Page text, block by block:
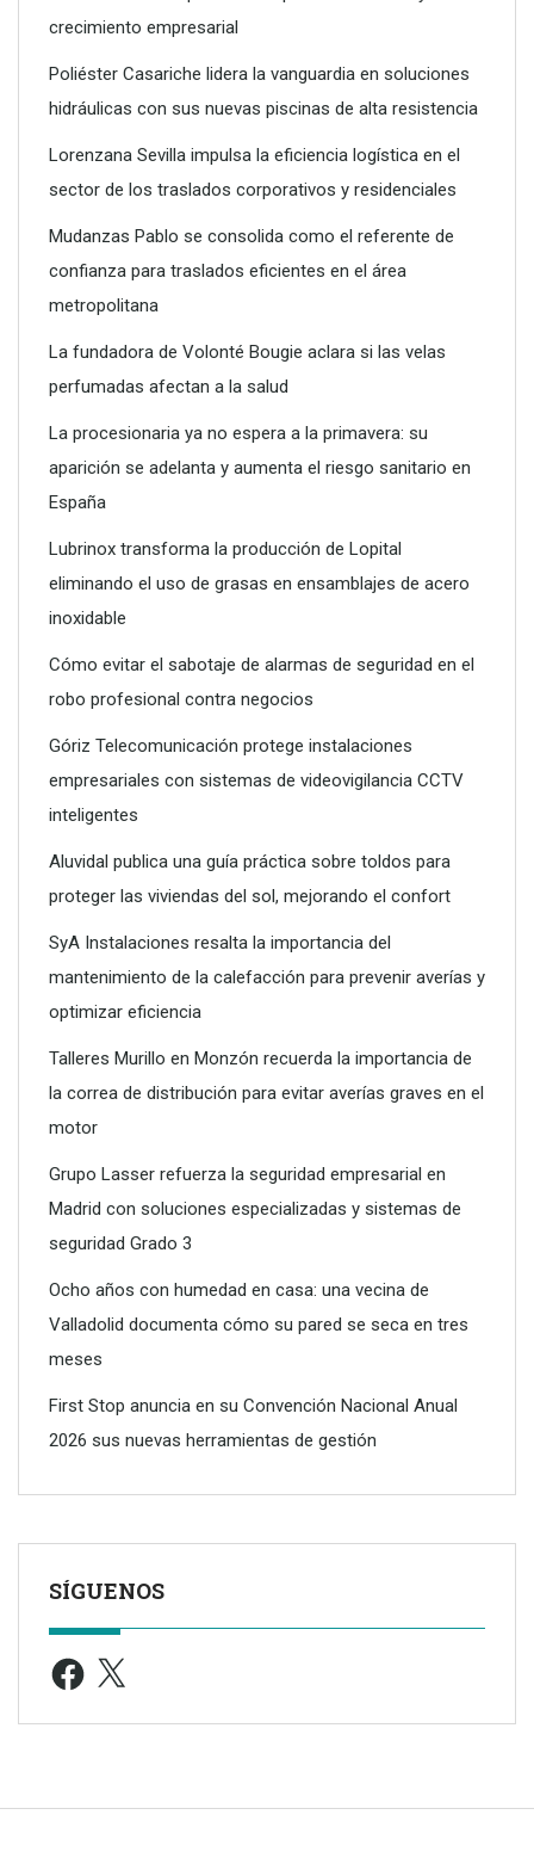
SPI Tecnologías reconoce la virtualización de servidores
como punto clave para la eficiencia y el crecimiento
empresarial
Poliéster Casariche lidera la vanguardia en soluciones
hidráulicas con sus nuevas piscinas de alta resistencia
crecimiento empresarial
Poliéster Casariche lidera la vanguardia en soluciones
hidráulicas con sus nuevas piscinas de alta resistencia
Lorenzana Sevilla impulsa la eficiencia logística en el
sector de los traslados corporativos y residenciales
Mudanzas Pablo se consolida como el referente de
confianza para traslados eficientes en el área
metropolitana
La fundadora de Volonté Bougie aclara si las velas
perfumadas afectan a la salud
La procesionaria ya no espera a la primavera: su
aparición se adelanta y aumenta el riesgo sanitario en
España
Lubrinox transforma la producción de Lopital
eliminando el uso de grasas en ensamblajes de acero
inoxidable
Cómo evitar el sabotaje de alarmas de seguridad en el
robo profesional contra negocios
Góriz Telecomunicación protege instalaciones
empresariales con sistemas de videovigilancia CCTV
inteligentes
Aluvidal publica una guía práctica sobre toldos para
proteger las viviendas del sol, mejorando el confort
SyA Instalaciones resalta la importancia del
mantenimiento de la calefacción para prevenir averías y
optimizar eficiencia
Talleres Murillo en Monzón recuerda la importancia de
la correa de distribución para evitar averías graves en el
motor
Grupo Lasser refuerza la seguridad empresarial en
Madrid con soluciones especializadas y sistemas de
seguridad Grado 3
Ocho años con humedad en casa: una vecina de
Valladolid documenta cómo su pared se seca en tres
meses
First Stop anuncia en su Convención Nacional Anual
2026 sus nuevas herramientas de gestión
SÍGUENOS
Facebook
X